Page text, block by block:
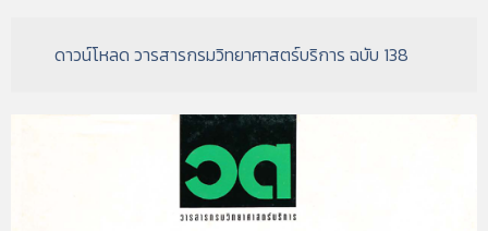
ดาวน์โหลด วารสารกรมวิทยาศาสตร์บริการ ฉบับ 138